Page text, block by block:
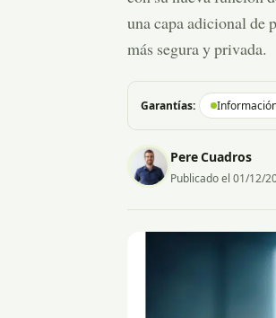
una capa adicional de
más segura y privada.
Garantías:
Pere Cuadros
Publicado el 01/12/